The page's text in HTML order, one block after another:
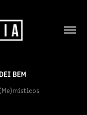
BEM